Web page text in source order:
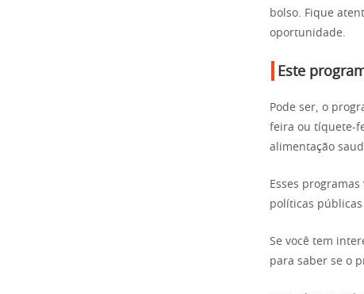
bolso. Fique
oportunidade.
Este
Pode ser, o
feira ou tíquete-
alimentação
Esses
políticas
Se você tem
para saber se o